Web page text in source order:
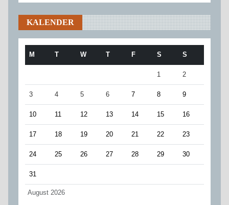
KALENDER
August 2026
M T W T F S S
1 2
3 4 5 6 7 8 9
10 11 12 13 14 15 16
17 18 19 20 21 22 23
24 25 26 27 28 29 30
31